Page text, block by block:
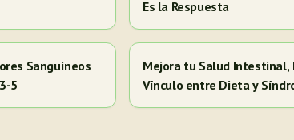
Es la Respuesta
Sanguíneos
5
Mejora tu Salud Intestinal,
Vínculo entre Dieta y